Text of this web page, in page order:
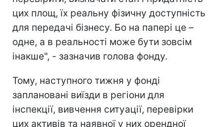
цих площ, їх реальну фізичну доступність
для передачі бізнесу. Бо на папері це –
одне, а в реальності може бути зовсім
інакше", - зазначив голова фонду.
Тому, наступного тижня у фонді
заплановані виїзди в регіони для
інспекції, вивчення ситуації, перевірки
цих активів та наявної у них орендної